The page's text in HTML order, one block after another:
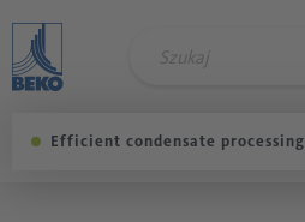
Efficient condensate processing